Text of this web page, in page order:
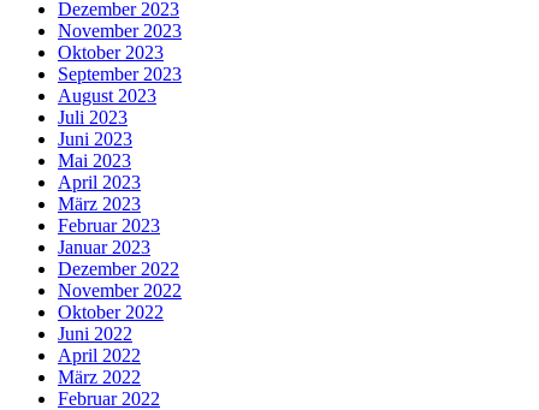
Dezember 2023
November 2023
Oktober 2023
September 2023
August 2023
Juli 2023
Juni 2023
Mai 2023
April 2023
März 2023
Februar 2023
Januar 2023
Dezember 2022
November 2022
Oktober 2022
Juni 2022
April 2022
März 2022
Februar 2022